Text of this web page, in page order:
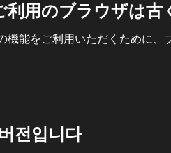
利用のブラウザは古
能をご利用いただくために、
전입니다